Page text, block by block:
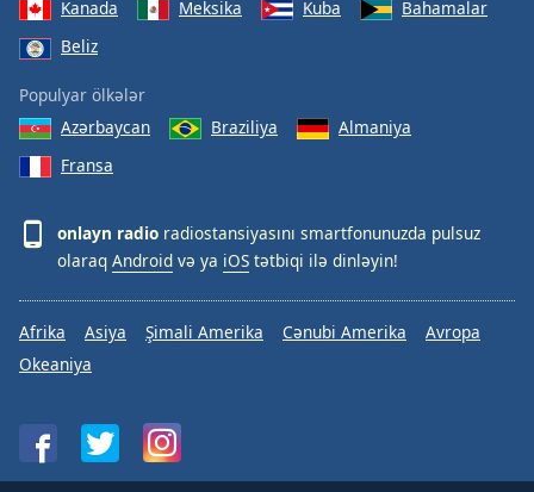
Kanada
Meksika Kuba
Bahamalar
Beliz
Populyar ölkələr
Azərbaycan
Braziliya
Almaniya
Fransa
onlayn radio radiostansiyasını smartfonunuzda pulsuz
olaraq Android və ya iOS tətbiqi ilə dinləyin!
Afrika Asiya Şimali Amerika Cənubi Amerika
Avropa
Okeaniya